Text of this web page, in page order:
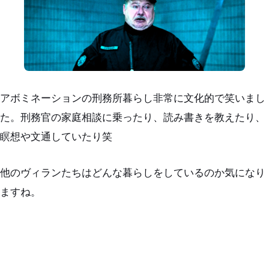
アボミネーションの刑務所暮らし非常に文化的で笑いまし
た。刑務官の家庭相談に乗ったり、読み書きを教えたり、
瞑想や文通していたり笑
他のヴィランたちはどんな暮らしをしているのか気になり
ますね。